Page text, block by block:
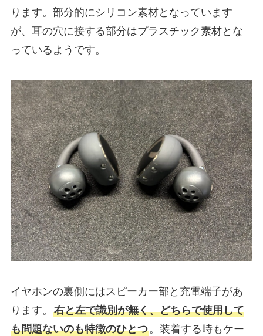
ります。部分的にシリコン素材となっています
が、耳の穴に接する部分はプラスチック素材とな
っているようです。
イヤホンの裏側にはスピーカー部と充電端子があ
ります。 右と左で識別が無く、どちらで使用して
も問題ないのも特徴のひとつ。装着する時もケー